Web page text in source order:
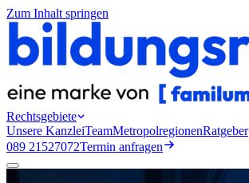
Zum Inhalt springen
Rechtsgebiete
Unsere KanzleiTeamMetropolregionenRatgeber
089 21527072Termin anfragen